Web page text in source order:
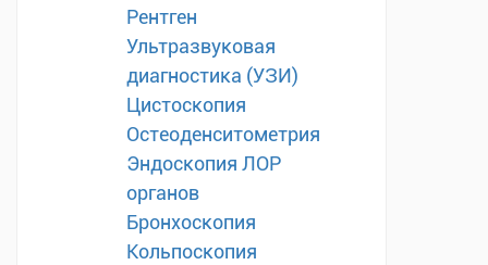
Рентген
Ультразвуковая
диагностика (УЗИ)
Цистоскопия
Остеоденситометрия
Эндоскопия ЛОР
органов
Бронхоскопия
Кольпоскопия